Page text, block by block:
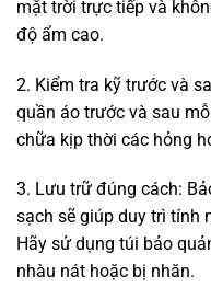
mặt trời trực tiếp và
độ ẩm cao.
2. Kiểm tra kỹ trước và
quần áo trước và sau
chữa kịp thời các hỏng
3. Lưu trữ đúng cách:
sạch sẽ giúp duy trì tính
Hãy sử dụng túi bảo
nhàu nát hoặc bị nhăn.